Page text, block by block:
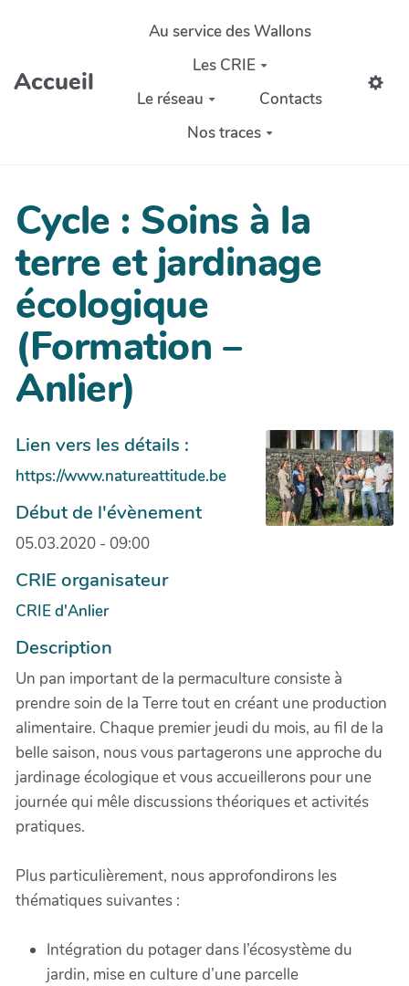
Aller au contenu principal
Accueil
Au service des Wallons
Les CRIE
Le réseau
Contacts
Nos traces
Cycle : Soins à la
terre et jardinage
écologique
(Formation –
Anlier)
Lien vers les détails :
https://www.natureattitude.be
Début de l'évènement
05.03.2020 - 09:00
CRIE organisateur
CRIE d'Anlier
Description
Un pan important de la permaculture consiste à
prendre soin de la Terre tout en créant une production
alimentaire. Chaque premier jeudi du mois, au fil de la
belle saison, nous vous partagerons une approche du
jardinage écologique et vous accueillerons pour une
journée qui mêle discussions théoriques et activités
pratiques.
Plus particulièrement, nous approfondirons les
thématiques suivantes :
Intégration du potager dans l’écosystème du
jardin, mise en culture d’une parcelle